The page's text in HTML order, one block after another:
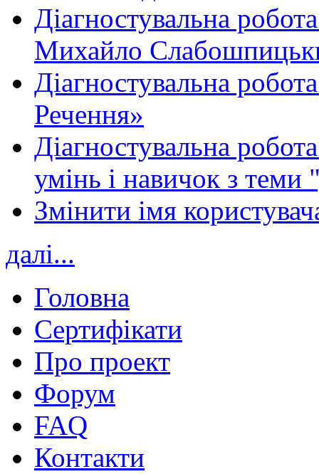
Діагностувальна
Михайло
Діагностувальна
Речення»
Діагностувальна
умінь і навичок з теми
Змінити імя
далі...
Головна
Сертифікати
Про проект
Форум
FAQ
Контакти